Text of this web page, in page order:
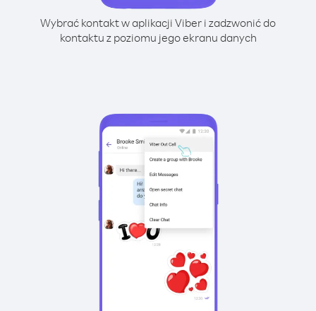
Wybrać kontakt w aplikacji Viber i zadzwonić do
kontaktu z poziomu jego ekranu danych